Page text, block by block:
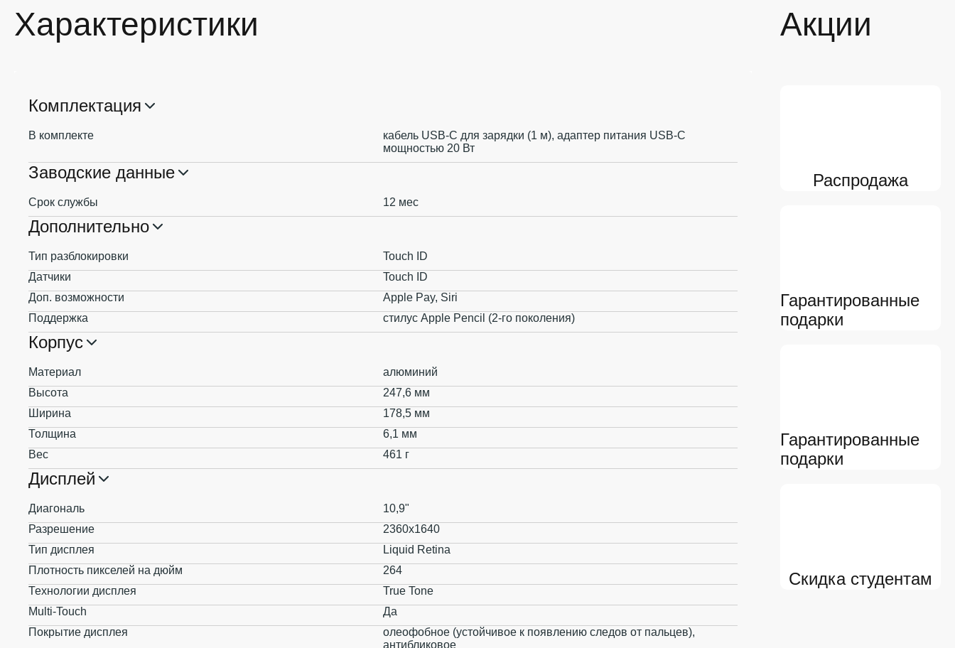
Акции
Распродажа
Гарантированные
подарки
Гарантированные
подарки
Скидка студентам
Характеристики
Комплектация
В комплекте
кабель USB‑C для зарядки (1 м), адаптер питания USB‑C
мощностью 20 Вт
Заводские данные
Срок службы 12 мес
Дополнительно
Тип разблокировки
Touch ID
Датчики
Touch ID
Доп. возможности
Apple Pay, Siri
Поддержка
стилус Apple Pencil (2‑го поколения)
Корпус
Материал
алюминий
Высота
247,6 мм
Ширина
178,5 мм
Толщина
6,1 мм
Вес
461 г
Дисплей
Диагональ
10,9"
Разрешение
2360x1640
Тип дисплея
Liquid Retina
Плотность пикселей на дюйм
264
Технологии дисплея
True Tone
Multi-Touch
Да
Покрытие дисплея
олеофобное (устойчивое к появлению следов от пальцев),
антибликовое